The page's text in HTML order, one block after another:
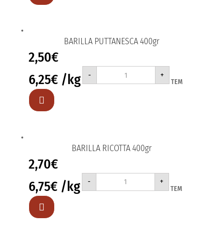
BARILLA PUTTANESCA 400gr
2,50€
6,25€ /kg -
BARILLA
PUTTANESCA
400gr
+
ΤΕΜ

BARILLA RICOTTA 400gr
2,70€
6,75€ /kg -
BARILLA
400gr
+
ΤΕΜ
